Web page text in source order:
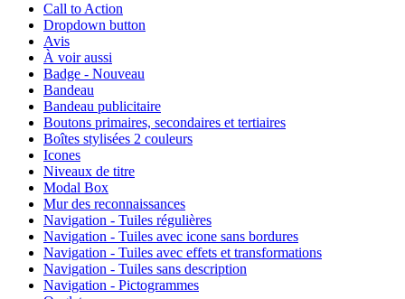
Call to Action
Dropdown button
Avis
À voir aussi
Badge - Nouveau
Bandeau
Bandeau publicitaire
Boutons primaires, secondaires et tertiaires
Boîtes stylisées 2 couleurs
Icones
Niveaux de titre
Modal Box
Mur des reconnaissances
Navigation - Tuiles régulières
Navigation - Tuiles avec icone sans bordures
Navigation - Tuiles avec effets et transformations
Navigation - Tuiles sans description
Navigation - Pictogrammes